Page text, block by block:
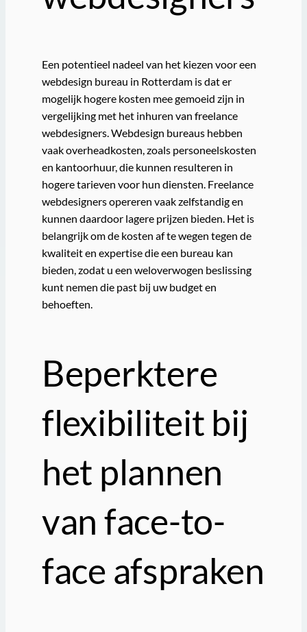
Een potentieel nadeel van het kiezen voor een
webdesign bureau in Rotterdam is dat er
mogelijk hogere kosten mee gemoeid zijn in
vergelijking met het inhuren van freelance
webdesigners. Webdesign bureaus hebben
vaak overheadkosten, zoals personeelskosten
en kantoorhuur, die kunnen resulteren in
hogere tarieven voor hun diensten. Freelance
webdesigners opereren vaak zelfstandig en
kunnen daardoor lagere prijzen bieden. Het is
belangrijk om de kosten af te wegen tegen de
kwaliteit en expertise die een bureau kan
bieden, zodat u een weloverwogen beslissing
kunt nemen die past bij uw budget en
behoeften.
Beperktere
flexibiliteit bij
het plannen
van face-to-
face afspraken